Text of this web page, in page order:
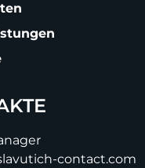
contact.com